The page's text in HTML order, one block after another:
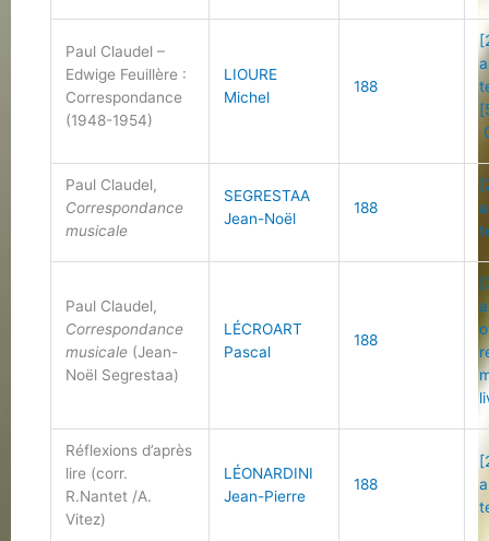
Paul Claudel –
Edwige Feuillère :
Correspondance
(1948-1954)
LIOURE
Michel
188
Paul Claudel,
Correspondance
musicale
SEGRESTAA
Jean-Noël
188
Paul Claudel,
Correspondance
musicale (Jean-
Noël Segrestaa)
LÉCROART
Pascal
188
Réflexions d’après
lire (corr.
R.Nantet /A.
Vitez)
LÉONARDINI
Jean-Pierre
188